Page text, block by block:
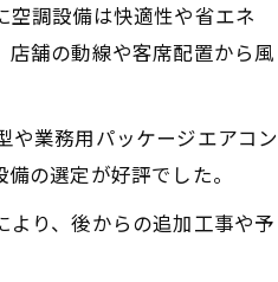
調設備は快適性や省エネ
舗の動線や客席配置から風
や業務用パッケージエアコン
の選定が好評でした。
り、後からの追加工事や予